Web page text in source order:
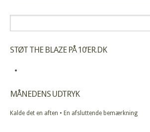
STØT THE BLAZE PÅ 10’ER.DK
MÅNEDENS UDTRYK
Kalde det en aften • En afsluttende bemærkning